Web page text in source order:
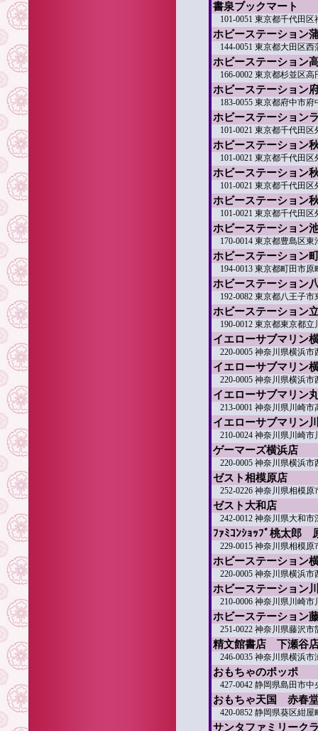
書泉ブックマート
101-0051 東京都千代田区
ホビーステーション
144-0051 東京都大田区
ホビーステーション
166-0002 東京都杉並区
ホビーステーション
183-0055 東京都府中市
ホビーステーション
101-0021 東京都千代田
ホビーステーション
101-0021 東京都千代田
ホビーステーション
101-0021 東京都千代田
ホビーステーション
101-0021 東京都千代田
ホビーステーション
170-0014 東京都豊島区
ホビーステーション
194-0013 東京都町田市
ホビーステーション
192-0082 東京都八王子
ホビーステーション
190-0012 東京都東京都
イエローサブマリン
220-0005 神奈川県横浜
イエローサブマリン
220-0005 神奈川県横浜
イエローサブマリン
213-0001 神奈川県川崎
イエローサブマリン
210-0024 神奈川県川崎
ゲーマーズ横浜店
220-0005 神奈川県横浜
ゼスト相模原店
252-0226 神奈川県相模
ゼスト大和店
242-0012 神奈川県大和市
ﾌｧﾐｺﾝｼｮｯﾌﾟ桃太郎
229-0015 神奈川県相模原
ホビーステーション
220-0005 神奈川県横浜
ホビーステーション
210-0006 神奈川県川崎
ホビーステーション
251-0022 神奈川県藤沢
精文館書店 下瀬谷
246-0035 神奈川県横浜市
おもちゃのポッポ
427-0042 静岡県島田市中
おもちゃ天国 赤春
420-0852 静岡県葵区紺屋
サンタファミリーク